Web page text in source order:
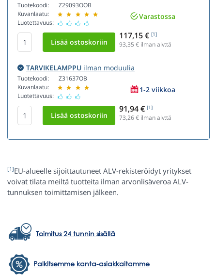
Tuotekoodi:
Kuvanlaatu:
Luotettavuus:
Z29093OOB
Varastossa
117,15 € [1]
93,35 € ilman alv:tä
TARVIKELAMPPU ilman moduulia
Tuotekoodi:
Kuvanlaatu:
Luotettavuus:
Z31637OB
1-2 viikkoa
91,94 € [1]
73,26€ ilman alv:tä
[1]EU-alueelle sijoittautuneet ALV-rekisteröidyt yritykset
voivat tilata meiltä tuotteita ilman arvonlisäveroa ALV-
tunnuksen toimittamisen jälkeen.
Toimitus 24 tunnin sisällä
Palkitsemme kanta-asiakkaitamme